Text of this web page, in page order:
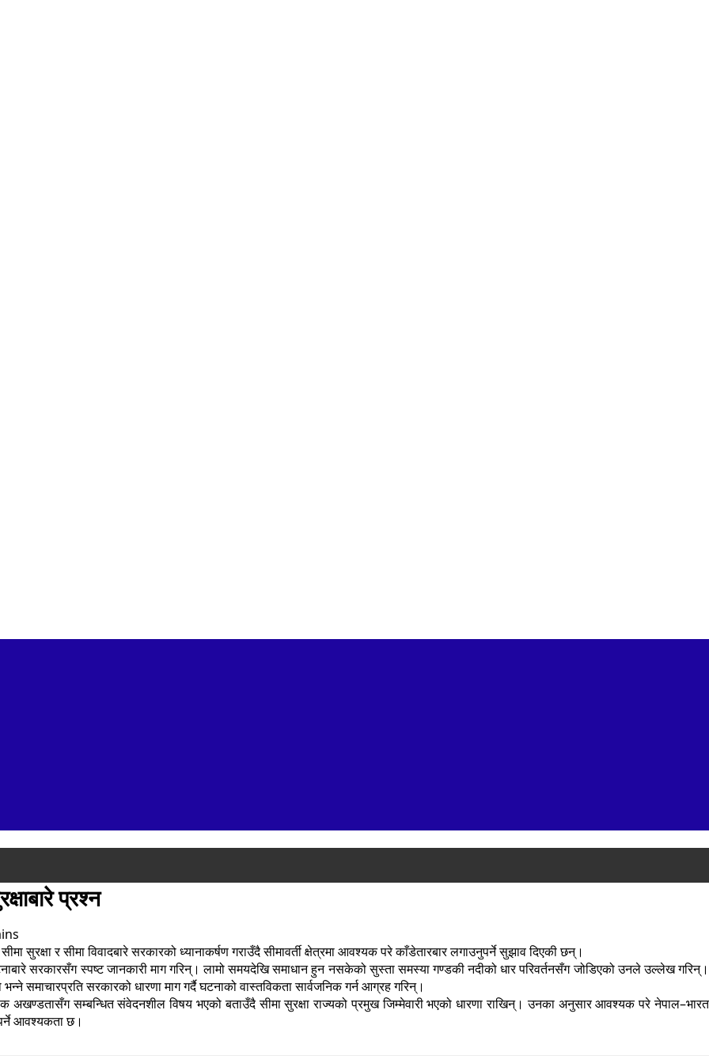
प्रश्न
सुरक्षा र सीमा विवादबारे सरकारको ध्यानाकर्षण गराउँदै सीमावर्ती क्षेत्रमा आवश्यक परे काँडेतारबार लगाउनुपर्ने सुझाव दिएकी छन्।
सरकारसँग स्पष्ट जानकारी माग गरिन्। लामो समयदेखि समाधान हुन नसकेको सुस्ता समस्या गण्डकी नदीको धार परिवर्तनसँग जोडिएको उनले उल्लेख गरिन्।
समाचारप्रति सरकारको धारणा माग गर्दै घटनाको वास्तविकता सार्वजनिक गर्न आग्रह गरिन्।
अखण्डतासँग सम्बन्धित संवेदनशील विषय भएको बताउँदै सीमा सुरक्षा राज्यको प्रमुख जिम्मेवारी भएको धारणा राखिन्। उनका अनुसार आवश्यक परे नेपाल–भारत
आवश्यकता छ।